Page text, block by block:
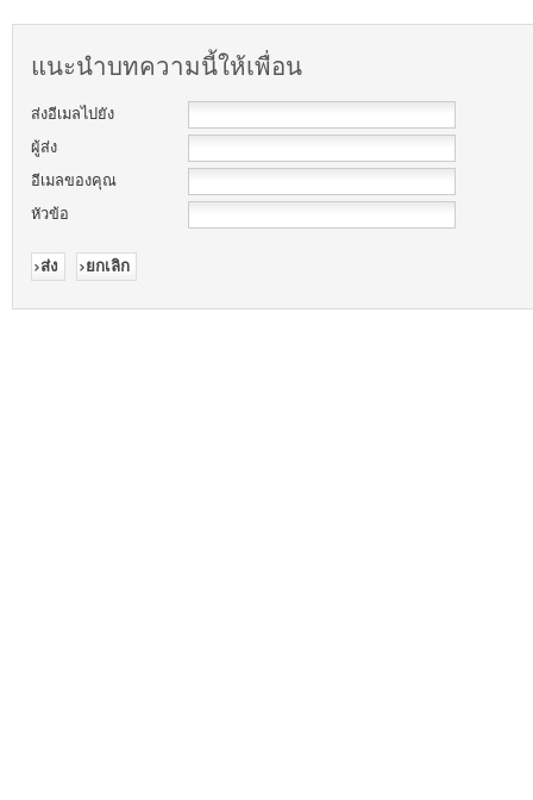
แนะนำบทความนี้ให้เพื่อน
ส่งอีเมลไปยัง
ผู้ส่ง
อีเมลของคุณ
หัวข้อ
ส่ง ยกเลิก